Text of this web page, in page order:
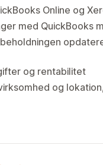
Online og
med QuickBooks
og rentabilitet
og